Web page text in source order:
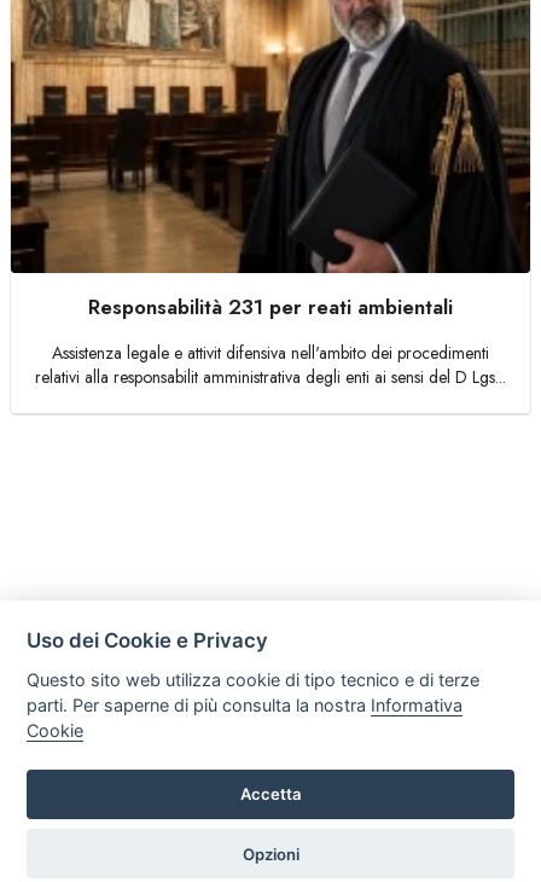
Responsabilità 231 per reati ambientali
Assistenza legale e attivit difensiva nell'ambito dei procedimenti
relativi alla responsabilit amministrativa degli enti ai sensi del D Lgs...
Tel. +39 0296846010 / +39 3472680371 Email: info@legalaiditalia.it
Uso dei Cookie e Privacy
Questo sito web utilizza cookie di tipo tecnico e di terze
parti. Per saperne di più consulta la nostra Informativa
Cookie
Accetta
Opzioni